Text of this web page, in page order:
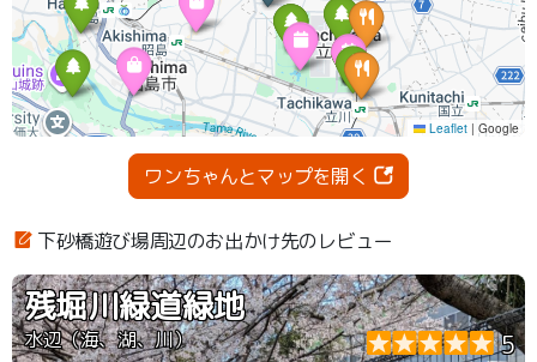
ワンちゃんとマップを開く
下砂橋遊び場周辺のお出かけ先のレビュー
残堀川緑道緑地
水辺（海、湖、川） 5